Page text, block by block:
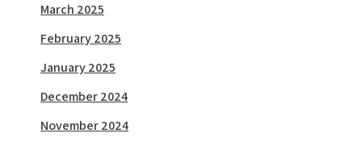
March 2025
February 2025
January 2025
December 2024
November 2024